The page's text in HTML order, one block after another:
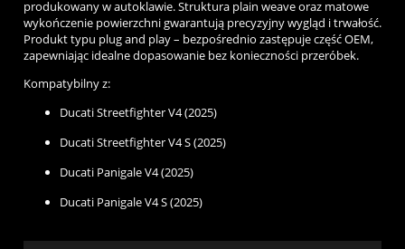
produkowany w autoklawie. Struktura plain weave oraz matowe
wykończenie powierzchni gwarantują precyzyjny wygląd i trwałość.
Produkt typu plug and play – bezpośrednio zastępuje część OEM,
zapewniając idealne dopasowanie bez konieczności przeróbek.
Kompatybilny z:
Ducati Streetfighter V4 (2025)
Ducati Streetfighter V4 S (2025)
Ducati Panigale V4 (2025)
Ducati Panigale V4 S (2025)